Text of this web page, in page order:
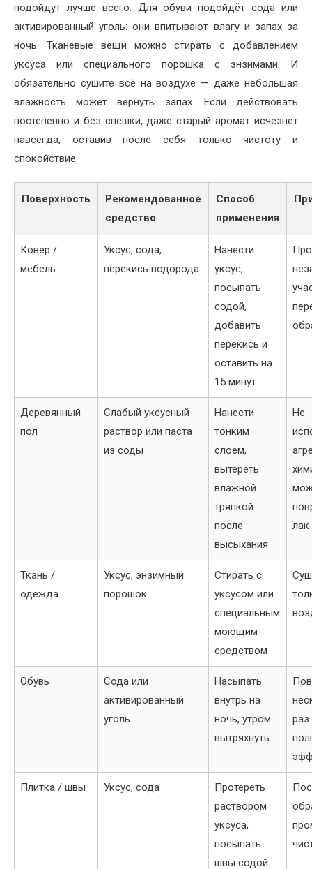
подойдут лучше всего. Для обуви подойдёт сода или
активированный уголь: они впитывают влагу и запах за
ночь. Тканевые вещи можно стирать с добавлением
уксуса или специального порошка с энзимами. И
обязательно сушите всё на воздухе — даже небольшая
влажность может вернуть запах. Если действовать
постепенно и без спешки, даже старый аромат исчезнет
навсегда, оставив после себя только чистоту и
спокойствие.
Поверхность
Рекомендованное
средство
Способ
применения
Ковёр /
мебель
Уксус, сода,
перекись водорода
Нанести
уксус,
посыпать
содой,
добавить
перекись и
оставить на
15 минут
Деревянный
пол
Слабый уксусный
раствор или паста
из соды
Нанести
тонким
слоем,
вытереть
влажной
тряпкой
после
высыхания
Не
лак
Ткань /
одежда
Уксус, энзимный
порошок
Стирать с
уксусом или
специальным
моющим
средством
Обувь
Сода или
активированный
уголь
Насыпать
внутрь на
ночь, утром
вытряхнуть
Плитка / швы Уксус, сода
Протереть
раствором
уксуса,
посыпать
швы содой